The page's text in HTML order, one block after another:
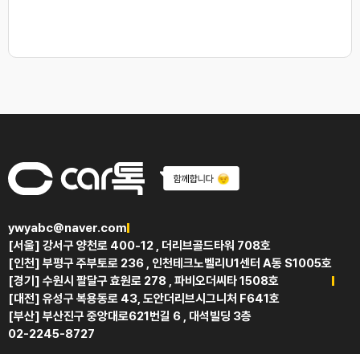
ywyabc@naver.com
[서울] 강서구 양천로 400-12 , 더리브골드타워 708호
[인천] 부평구 주부토로 236 , 인천테크노벨리U1센터 A동 S1005호
[경기] 수원시 팔달구 효원로 278 , 파비오더씨타 1508호
[대전] 유성구 복용동로 43, 도안더리브시그니처 F641호
[부산] 부산진구 중앙대로621번길 6 , 대석빌딩 3층
02-2245-8727